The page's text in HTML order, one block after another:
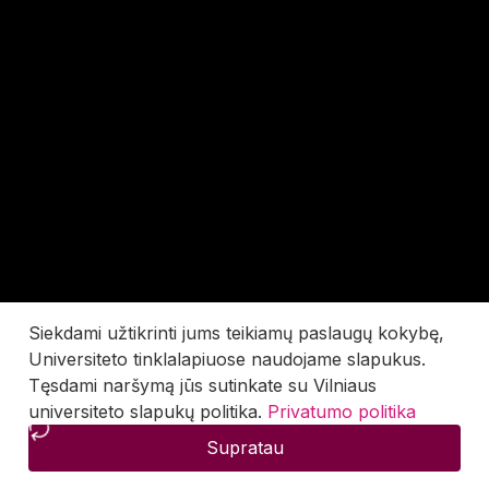
Siekdami užtikrinti jums teikiamų paslaugų kokybę,
Universiteto tinklalapiuose naudojame slapukus.
Tęsdami naršymą jūs sutinkate su Vilniaus
universiteto slapukų politika. Privatumo politika
Supratau